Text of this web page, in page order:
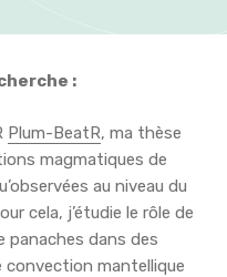
:
Plum-BeatR, ma thèse
magmatiques de
au niveau du
cela, j’étudie le rôle de
panaches dans des
convection mantellique